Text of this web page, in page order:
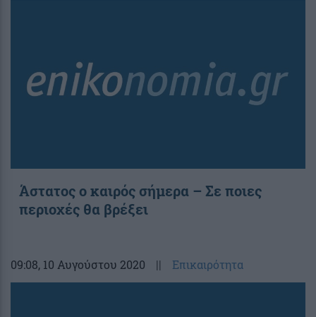
Άστατος ο καιρός σήμερα – Σε ποιες
περιοχές θα βρέξει
09:08, 10 Αυγούστου 2020 || Επικαιρότητα